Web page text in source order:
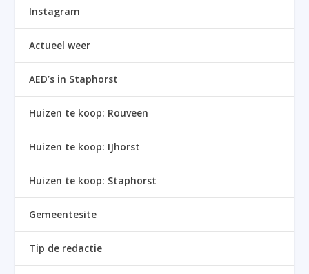
Instagram
Actueel weer
AED’s in Staphorst
Huizen te koop: Rouveen
Huizen te koop: IJhorst
Huizen te koop: Staphorst
Gemeentesite
Tip de redactie